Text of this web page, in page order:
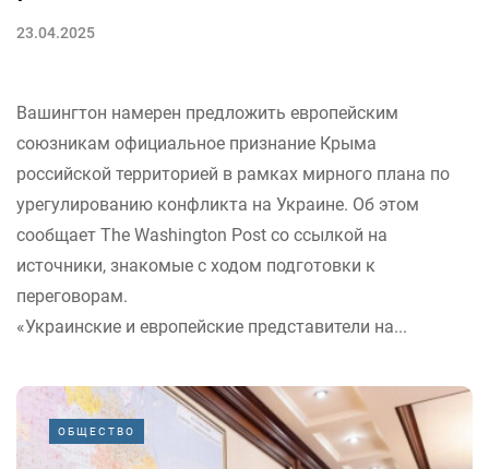
23.04.2025
Вашингтон намерен предложить европейским
союзникам официальное признание Крыма
российской территорией в рамках мирного плана по
урегулированию конфликта на Украине. Об этом
сообщает The Washington Post со ссылкой на
источники, знакомые с ходом подготовки к
переговорам.
«Украинские и европейские представители на...
ОБЩЕСТВО